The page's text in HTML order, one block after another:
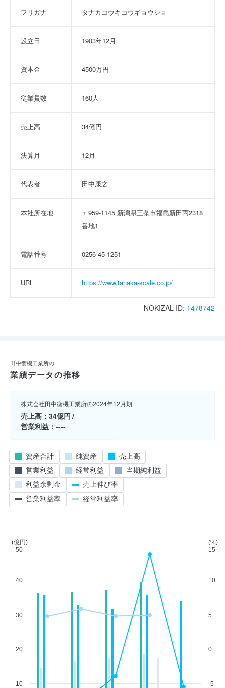
フリガナ タナカコウキコウギョウショ
設立日 1903年12月
資本金 4500万円
従業員数 160人
売上高 34億円
決算月 12月
代表者 田中康之
本社所在地
〒959-1145 新潟県三条市福島新田丙2318
番地1
電話番号 0256-45-1251
URL https://www.tanaka-scale.co.jp/
NOKIZAL ID: 1478742
田中衡機工業所の
業績データの推移
株式会社田中衡機工業所の2024年12月期
売上高
34億円
営業利益
----
10
20
30
40
(億円)
50
-5
0
5
10
(%)
15
資産合計 純資産
売上高
営業利益
経常利益
当期純利益
利益余剰金
売上伸び率
営業利益率
経常利益率